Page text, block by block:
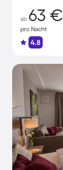
ab 63 €
pro Nacht
4.8